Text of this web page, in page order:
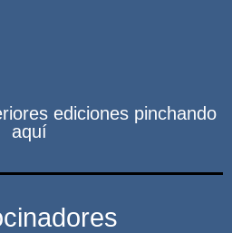
ediciones pinchando
aquí